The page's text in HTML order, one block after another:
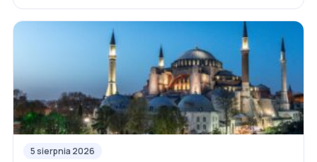
5 sierpnia 2026